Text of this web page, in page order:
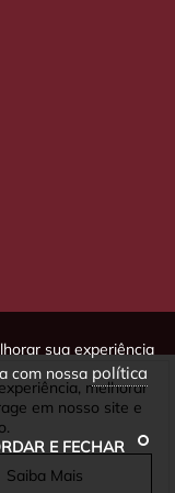
1758 - CEP
90699488-79 -
melhorar
em nosso site e
Saiba Mais
sua experiência
com nossa política
E FECHAR